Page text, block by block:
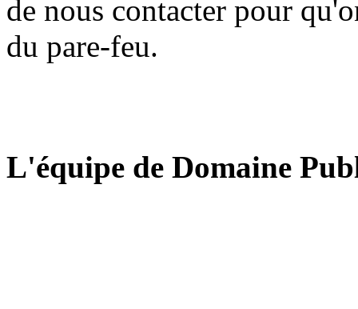
de nous contacter pour
du pare-feu.
L'équipe de Domaine